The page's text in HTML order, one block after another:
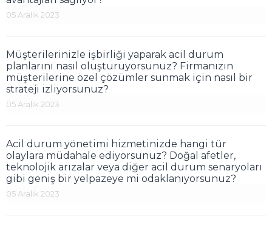
05 Aralık 2023
Müşterilerinizle işbirliği yaparak acil durum
planlarını nasıl oluşturuyorsunuz? Firmanızın
müşterilerine özel çözümler sunmak için nasıl bir
strateji izliyorsunuz?
05 Aralık 2023
Acil durum yönetimi hizmetinizde hangi tür
olaylara müdahale ediyorsunuz? Doğal afetler,
teknolojik arızalar veya diğer acil durum senaryoları
gibi geniş bir yelpazeye mi odaklanıyorsunuz?
05 Aralık 2023